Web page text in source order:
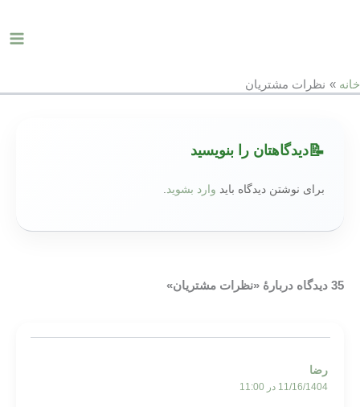
خانه نظرات مشتریان
دیدگاهتان را بنویسید
برای نوشتن دیدگاه باید وارد بشوید.
35 دیدگاه دربارهٔ «نظرات مشتریان»
رضا
11/16/1404 در 11:00
منوی تشریفات
منوی تشریفات